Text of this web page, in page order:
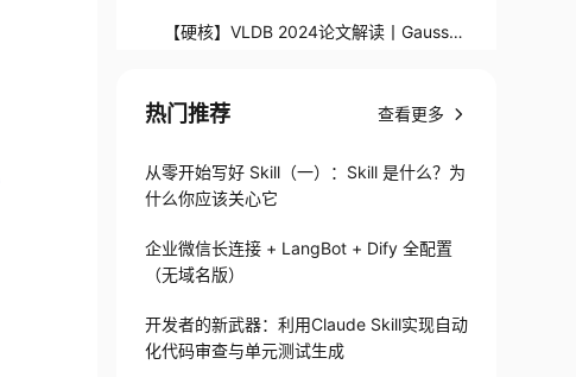
a 2024 精彩回顾
【硬核】VLDB 2024论文解读丨GaussD
原生数据库
分类
【玩转华为云】采用华为云Flexus云服务
往期回顾：
热门推荐 查看更多
从零开始写好 Skill（一）：Skill 是什么？为
什么你应该关心它
企业微信长连接 + LangBot + Dify 全配置
（无域名版）
开发者的新武器：利用Claude Skill实现自动
化代码审查与单元测试生成